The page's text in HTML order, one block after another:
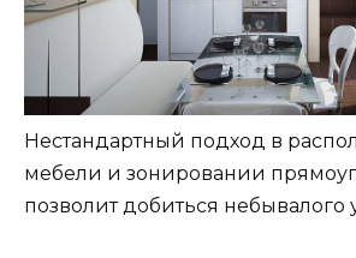
Нестандартный подход в
мебели и зонировании
позволит добиться небывалого